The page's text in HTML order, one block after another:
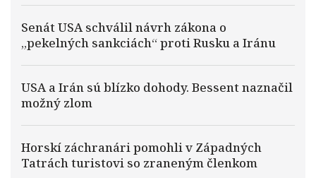
Senát USA schválil návrh zákona o
„pekelných sankciách“ proti Rusku a Iránu
USA a Irán sú blízko dohody. Bessent naznačil
možný zlom
Horskí záchranári pomohli v Západných
Tatrách turistovi so zraneným členkom